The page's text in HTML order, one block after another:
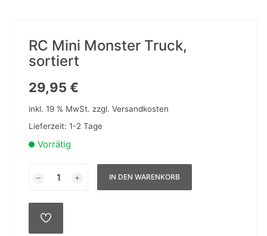
RC Mini Monster Truck,
sortiert
29,95€
inkl. 19 % MwSt. zzgl.Versandkosten
Lieferzeit:1-2 Tage
Vorrätig
Truck,
IN DEN WARENKORB
AUF
DIE